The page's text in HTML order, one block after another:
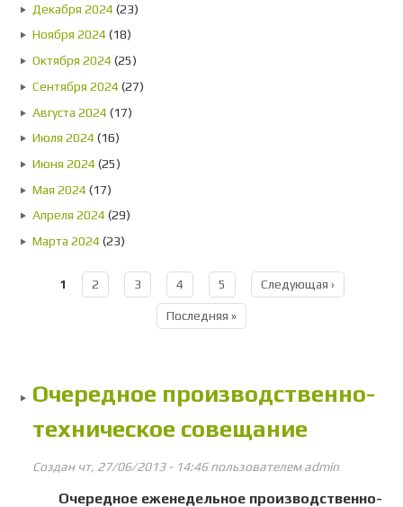
Декабря 2024 (23)
Ноября 2024 (18)
Октября 2024 (25)
Сентября 2024 (27)
Августа 2024 (17)
Июля 2024 (16)
Июня 2024 (25)
Мая 2024 (17)
Апреля 2024 (29)
Марта 2024 (23)
Страницы
1 2 3 4 5 Следующая ›
Последняя »
Очередное производственно-
техническое совещание
Создан чт, 27/06/2013 - 14:46 пользователемadmin
Очередное еженедельное производственно-